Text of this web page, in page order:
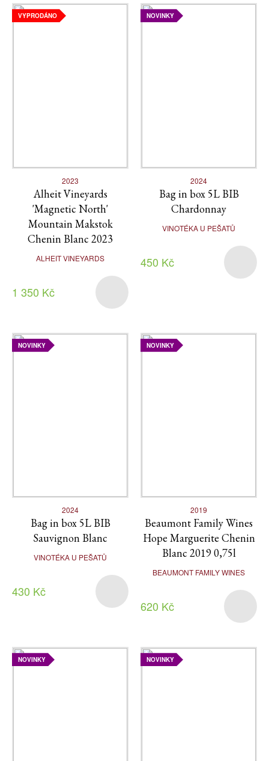
VYPRODÁNO
2023
Alheit Vineyards
'Magnetic North'
Mountain Makstok
Chenin Blanc 2023
ALHEIT VINEYARDS
1 350 Kč
NOVINKY
2024
Bag in box 5L BIB
Chardonnay
VINOTÉKA U PEŠATŮ
450 Kč
NOVINKY
2024
Bag in box 5L BIB
Sauvignon Blanc
VINOTÉKA U PEŠATŮ
430 Kč
NOVINKY
2019
Beaumont Family Wines
Hope Marguerite Chenin
Blanc 2019 0,75l
BEAUMONT FAMILY WINES
620 Kč
NOVINKY NOVINKY